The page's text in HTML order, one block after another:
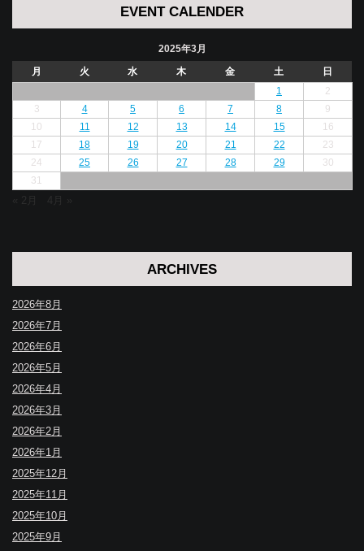
EVENT CALENDER
2025年3月
月
火 水 木 金 土
日
1
2
3
4 5 6 7 8
9
10
11 12 13 14 15
16
17
18 19 20 21 22
23
24
25 26 27 28 29
30
31
« 2月
ARCHIVES
2026年8月
2026年7月
2026年6月
2026年5月
2026年4月
2026年3月
2026年2月
2026年1月
2025年12月
2025年11月
2025年10月
2025年9月